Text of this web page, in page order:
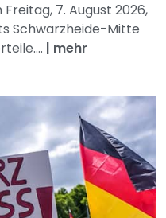
7. August 2026,
Schwarzheide-Mitte
| mehr